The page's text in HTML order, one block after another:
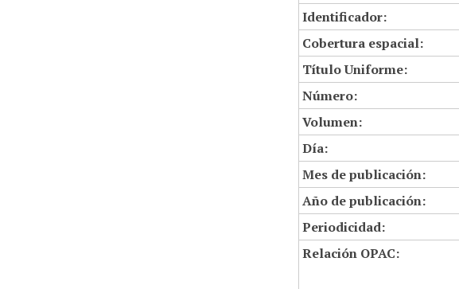
Identificador:
Cobertura espacial:
Título Uniforme:
Número:
Volumen:
Día:
Mes de publicación:
Año de publicación:
Periodicidad:
Relación OPAC: